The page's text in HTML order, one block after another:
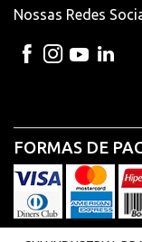
Nossas Redes
FORMAS DE